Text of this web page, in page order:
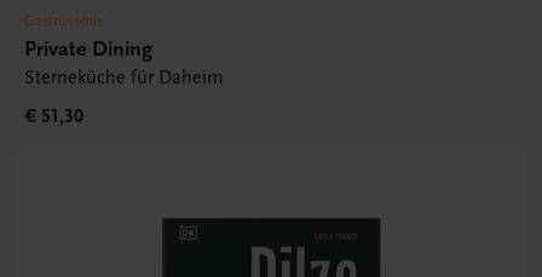
Gastronomie
Private Dining
Sterneküche für Daheim
€ 51,30